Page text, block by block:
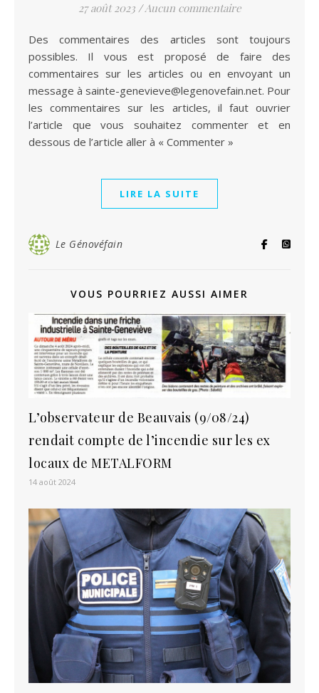
27 août 2023 /Aucun commentaire
Des commentaires des articles sont toujours
possibles. Il vous est proposé de faire des
commentaires sur les articles ou en envoyant un
message à sainte-genevieve@legenovefain.net. Pour
les commentaires sur les articles, il faut ouvrier
l’article que vous souhaitez commenter et en
dessous de l’article aller à « Commenter »
LIRE LA SUITE
Le Génovéfain
VOUS POURRIEZ AUSSI AIMER
L’observateur de Beauvais (9/08/24)
rendait compte de l’incendie sur les ex
locaux de METALFORM
14 août 2024